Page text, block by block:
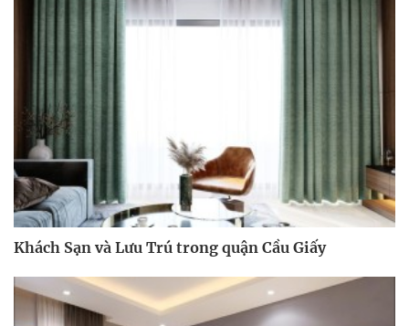
Khách Sạn và Lưu Trú trong quận Cầu Giấy